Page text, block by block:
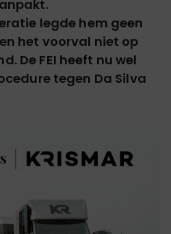
legde hem geen
het voorval niet op
De FEI heeft nu wel
tegen Da Silva